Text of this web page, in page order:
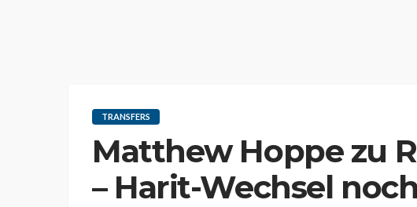
TRANSFERS
Matthew Hoppe zu
– Harit-Wechsel